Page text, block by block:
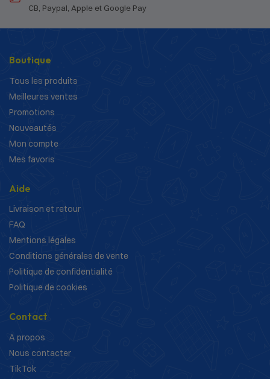
CB, Paypal, Apple et Google Pay
Boutique
Tous les produits
Meilleures ventes
Promotions
Nouveautés
Mon compte
Mes favoris
Aide
Livraison et retour
FAQ
Mentions légales
Conditions générales de vente
Politique de confidentialité
Politique de cookies
Contact
A propos
Nous contacter
TikTok